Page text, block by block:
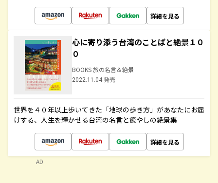
詳細を見る
心に寄り添う台湾のことばと絶景１０
０
BOOKS 旅の名言＆絶景
2022.11.04 発売
世界を４０年以上歩いてきた「地球の歩き方」があなたにお届
けする、人生を輝かせる台湾の名言と癒やしの絶景集
詳細を見る
AD